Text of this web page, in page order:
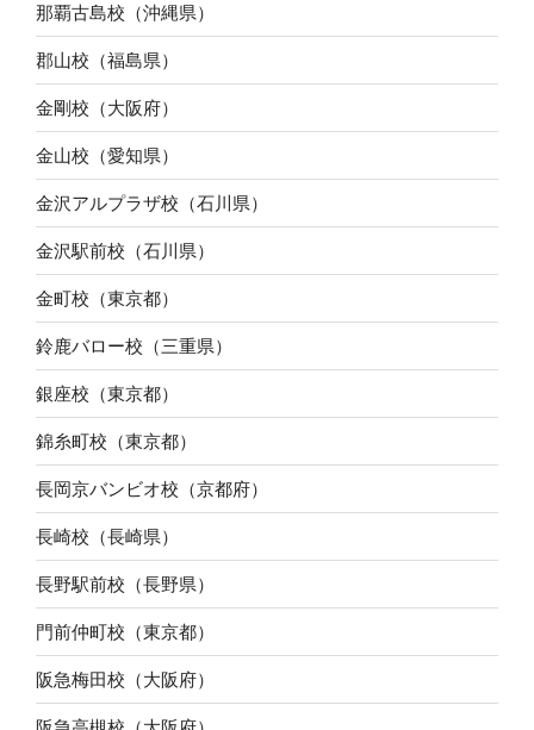
那覇古島校（沖縄県）
郡山校（福島県）
金剛校（大阪府）
金山校（愛知県）
金沢アルプラザ校（石川県）
金沢駅前校（石川県）
金町校（東京都）
鈴鹿バロー校（三重県）
銀座校（東京都）
錦糸町校（東京都）
長岡京バンビオ校（京都府）
長崎校（長崎県）
長野駅前校（長野県）
門前仲町校（東京都）
阪急梅田校（大阪府）